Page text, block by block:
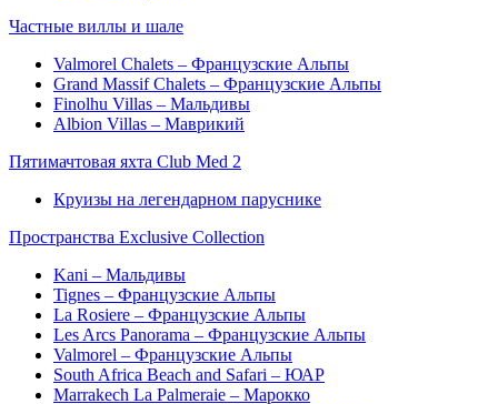
Частные виллы и шале
Valmorel Chalets – Французские Альпы
Grand Massif Chalets – Французские Альпы
Finolhu Villas – Мальдивы
Albion Villas – Маврикий
Пятимачтовая яхта Club Med 2
Круизы на легендарном паруснике
Пространства Exclusive Collection
Kani – Мальдивы
Tignes – Французские Альпы
La Rosiere – Французские Альпы
Les Arcs Panorama – Французские Альпы
Valmorel – Французские Альпы
South Africa Beach and Safari – ЮАР
Marrakech La Palmeraie – Марокко